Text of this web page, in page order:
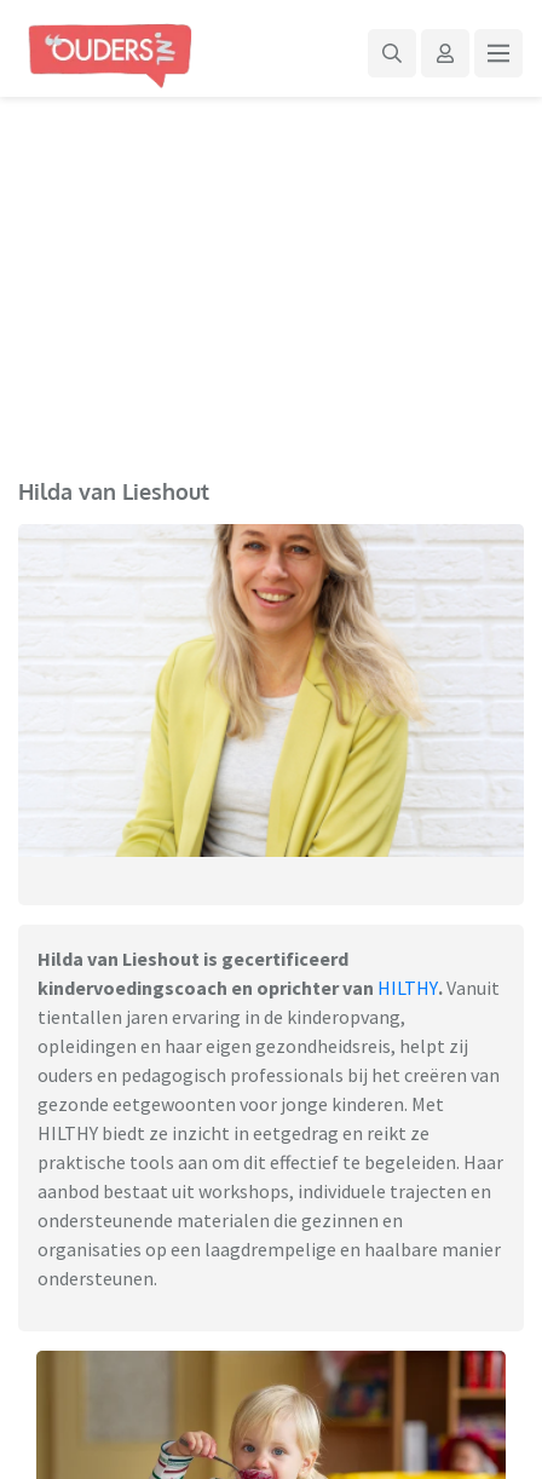
Hilda van Lieshout
Hilda van Lieshout is gecertificeerd
kindervoedingscoach en oprichter van HILTHY.Vanuit
tientallen jaren ervaring in de kinderopvang,
opleidingen en haar eigen gezondheidsreis, helpt zij
ouders en pedagogisch professionals bij het creëren van
gezonde eetgewoonten voor jonge kinderen. Met
HILTHY biedt ze inzicht in eetgedrag en reikt ze
praktische tools aan om dit effectief te begeleiden. Haar
aanbod bestaat uit workshops, individuele trajecten en
ondersteunende materialen die gezinnen en
organisaties op een laagdrempelige en haalbare manier
ondersteunen.